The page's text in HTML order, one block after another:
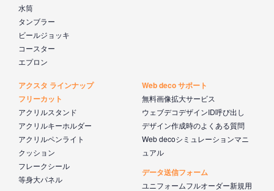
水筒
タンブラー
ビールジョッキ
コースター
エプロン
アクスタ ラインナップ
フリーカット
アクリルスタンド
アクリルキーホルダー
アクリルペンライト
クッション
フレークシール
等身大パネル
Web deco サポート
無料画像拡大サービス
ウェブデコデザインID呼び出し
デザイン作成時のよくある質問
Web decoシミュレーションマニ
ュアル
データ送信フォーム
ユニフォームフルオーダー新規用